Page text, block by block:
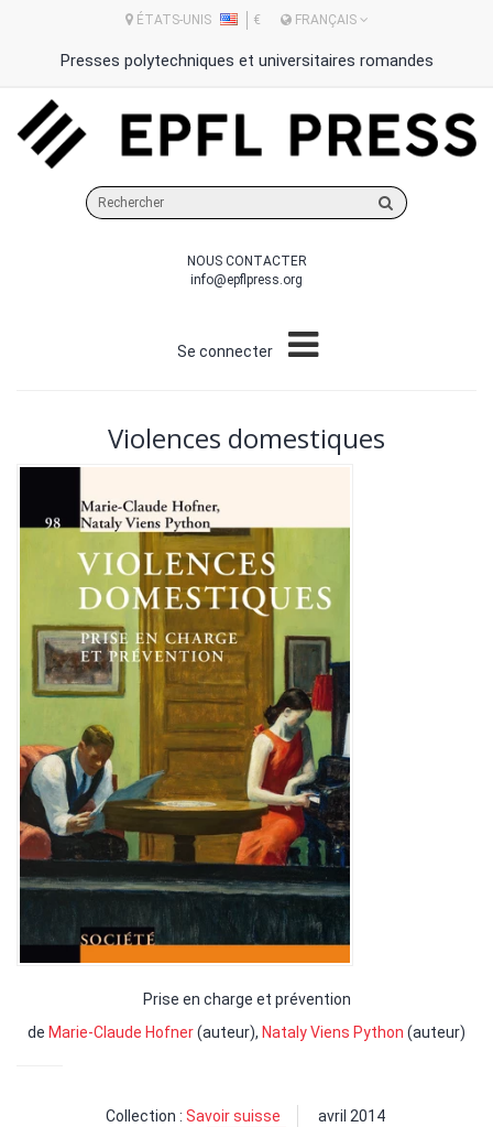
ÉTATS-UNIS € FRANÇAIS
Presses polytechniques et universitaires romandes
sur
site
NOUS CONTACTER
info@epflpress.org
Se connecter
Violences domestiques
Prise en charge et prévention
de Marie-Claude Hofner(auteur), Nataly Viens Python (auteur)
Collection : Savoir suisse avril 2014